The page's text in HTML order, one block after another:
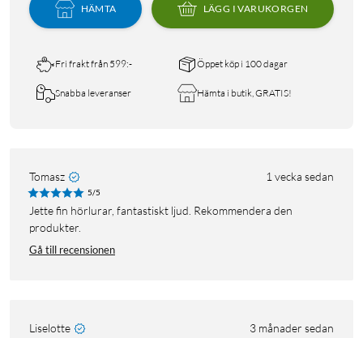
HÄMTA LÄGG I VARUKORGEN
Fri frakt från 599:- Öppet köp i 100 dagar
Snabba leveranser Hämta i butik, GRATIS!
Tomasz 1 vecka sedan
5/5
Jette fin hörlurar, fantastiskt ljud. Rekommendera den
produkter.
Gå till recensionen
Liselotte 3 månader sedan